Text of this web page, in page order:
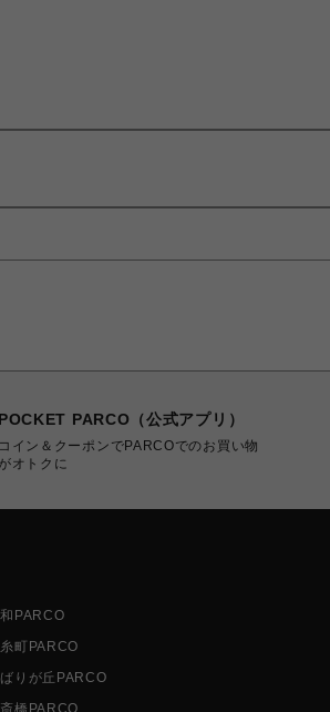
POCKET PARCO（公式アプリ）
コイン＆クーポンでPARCOでのお買い物
がオトクに
PARCO
町PARCO
りが丘PARCO
橋PARCO